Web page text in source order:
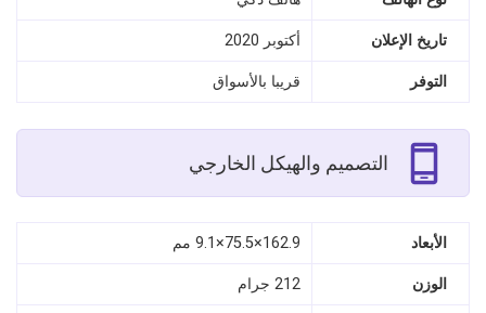
تاريخ الإعلان أكتوبر 2020
التوفر قريبا بالأسواق
التصميم والهيكل الخارجي
الأبعاد 162.9×75.5×9.1 مم
الوزن 212 جرام